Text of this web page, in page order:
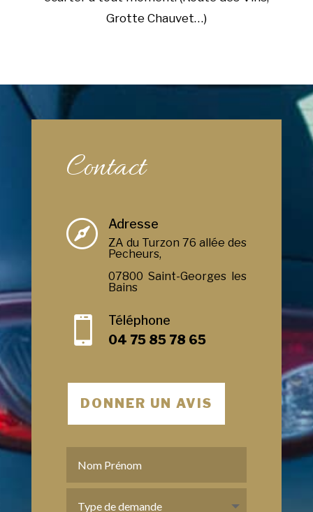
Grotte Chauvet…)
Contact
 Adresse
ZA du Turzon 76 allée des
Pecheurs,
07800 Saint-Georges les
Bains

Téléphone
04 75 85 78 65
DONNER UN AVIS